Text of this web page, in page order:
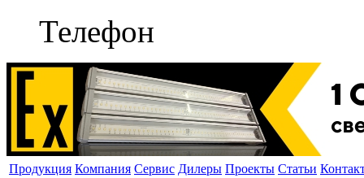
Телефон
Продукция Компания Сервис Дилеры Проекты Статьи